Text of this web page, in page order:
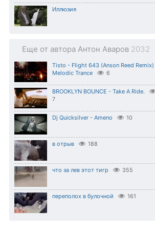
Иллюзия
Еще от автора Антон Аваров 2032
Tisto - Flight 643 (Anson Reed Remix)
Melodic Trance
6
BROOKLYN BOUNCE - Take A Ride.
7
Dj Quicksilver - Ameno 10
в отрыв 188
что за лев этот тигр 355
переполох в булочной 161